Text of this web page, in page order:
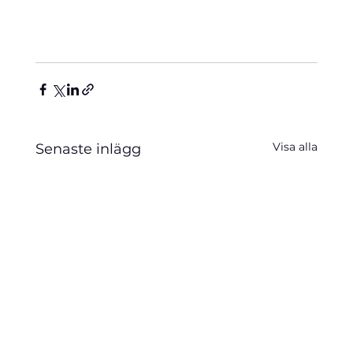
Senaste inlägg Visa alla